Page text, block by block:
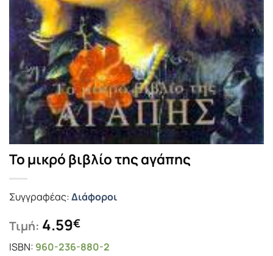
Το μικρό βιβλίο της αγάπης
Συγγραφέας:Διάφοροι
Τιμή: 4.59€
ISBN: 960-236-880-2